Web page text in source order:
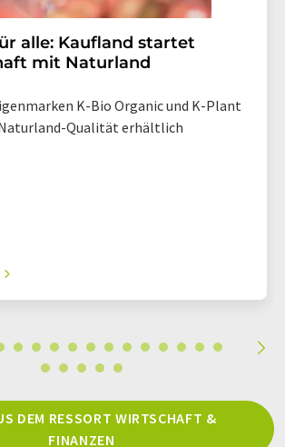
alle: Kaufland startet
mit Naturland
K-Bio Organic und K-Plant
Naturland-Qualität erhältlich
DEM RESSORT WIRTSCHAFT &
FINANZEN